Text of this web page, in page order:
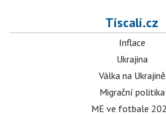
Tiscali.cz
Inflace
Ukrajina
Válka na Ukrajině
Migrační politika
ME ve fotbale